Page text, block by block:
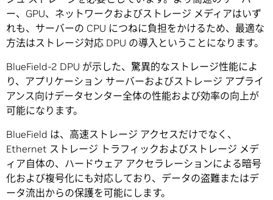
ー、GPU、ネットワークおよびストレージ メディアはいず
れも、サーバーの CPU につねに負担をかけるため、最適な
方法はストレージ対応 DPU の導入ということになります。
BlueField-2 DPU が示した、驚異的なストレージ性能によ
り、アプリケーション サーバーおよびストレージ アプライ
アンス向けデータセンター全体の性能および効率の向上が
可能になります。
BlueField は、高速ストレージ アクセスだけでなく、
Ethernet ストレージ トラフィックおよびストレージ メデ
ィア自体の、ハードウェア アクセラレーションによる暗号
化および複号化にも対応しており、データの盗難またはデ
ータ流出からの保護を可能にします。